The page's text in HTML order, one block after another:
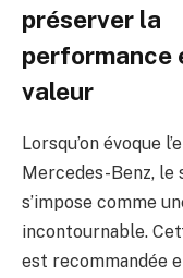
préserver la
performance
valeur
Lorsqu’on évoque
Mercedes-Benz, le
s’impose comme
incontournable.
est recommandée